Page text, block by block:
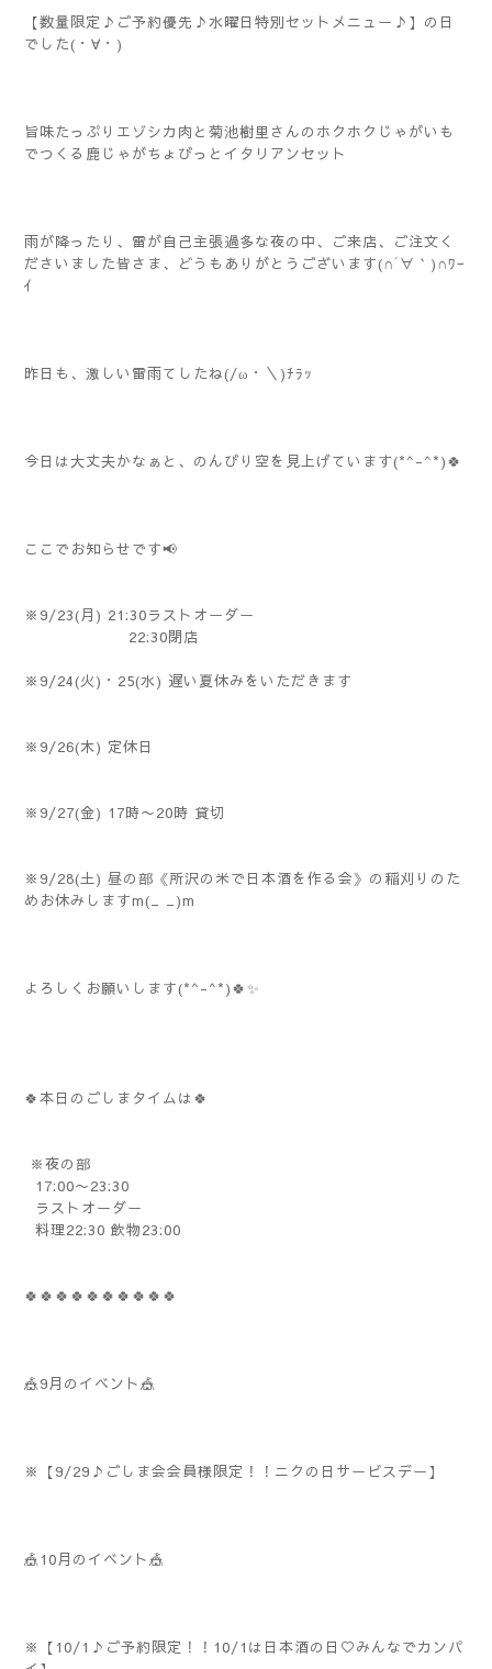
【数量限定♪ご予約優先♪水曜日特別セットメニュー♪】の日
でした(・∀・)
旨味たっぷりエゾシカ肉と菊池樹里さんのホクホクじゃがいも
でつくる鹿じゃがちょびっとイタリアンセット
雨が降ったり、雷が自己主張過多な夜の中、ご来店、ご注文く
ださいました皆さま、どうもありがとうございます(∩´∀｀)∩ﾜｰ
ｲ
昨日も、激しい雷雨てしたね(/ω・＼)ﾁﾗｯ
今日は大丈夫かなぁと、のんびり空を見上げています(*^-^*)🍀
ここでお知らせです📢
※9/23(月) 21:30ラストオーダー
22:30閉店
※9/24(火)・25(水) 遅い夏休みをいただきます
※9/26(木) 定休日
※9/27(金) 17時〜20時 貸切
※9/28(土) 昼の部《所沢の米で日本酒を作る会》の稲刈りのた
めお休みしますm(_ _)m
よろしくお願いします(*^-^*)🍀✨️
🍀本日のごしまタイムは🍀
※夜の部
17:00〜23:30
ラストオーダー
料理22:30 飲物23:00
🍀🍀🍀🍀🍀🍀🍀🍀🍀🍀
🎪9月のイベント🎪
※【9/29♪ごしま会会員様限定！！ニクの日サービスデー】
🎪10月のイベント🎪
※【10/1♪ご予約限定！！10/1は日本酒の日♡みんなでカンパ